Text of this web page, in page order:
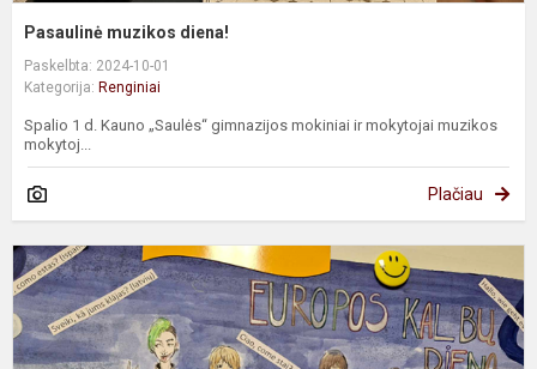
Pasaulinė muzikos diena!
Paskelbta: 2024-10-01
Kategorija: Renginiai
Spalio 1 d. Kauno „Saulės“ gimnazijos mokiniai ir mokytojai muzikos
mokytoj...
Plačiau